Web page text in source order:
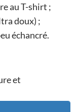
au T-shirt ;
doux) ;
échancré.
et